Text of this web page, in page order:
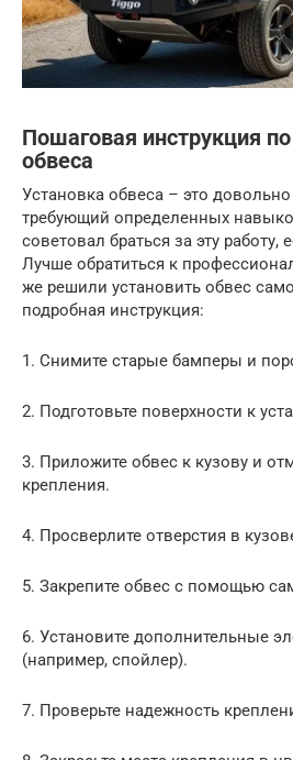
Пошаговая инструкция
обвеса
Установка обвеса – это
требующий определенных
советовал браться за эту работу,
Лучше обратиться к
же решили установить обвес
подробная инструкция:
1. Снимите старые бамперы и
2. Подготовьте поверхности к
3. Приложите обвес к кузову и
крепления.
4. Просверлите отверстия в
5. Закрепите обвес с помощью
6. Установите дополнительные
(например, спойлер).
7. Проверьте надежность